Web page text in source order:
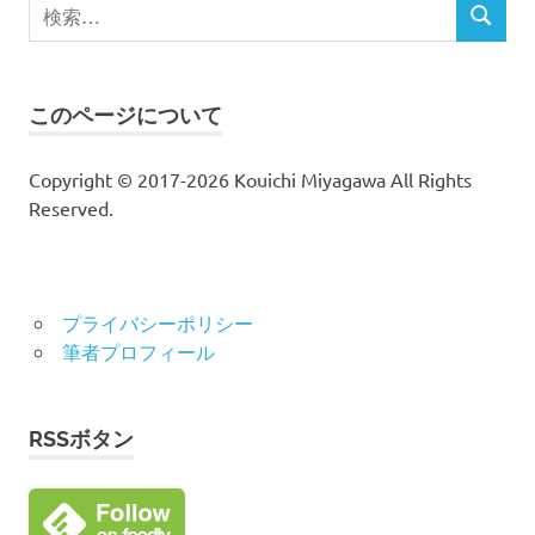
索
検
このページについて
Copyright © 2017-2026 Kouichi Miyagawa All Rights
Reserved.
プライバシーポリシー
筆者プロフィール
RSSボタン